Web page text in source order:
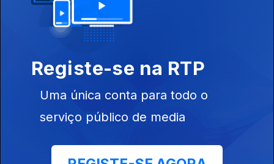
Ep. 72
21 abr. 2026
O til (~) é um acento gráfico?
Lingua de Todos - Diário
Esclarecimentos sobre a pontuação.
Lingua de Todos - Diário
Registe-se na RTP
Uma única conta para todo o
serviço público de media